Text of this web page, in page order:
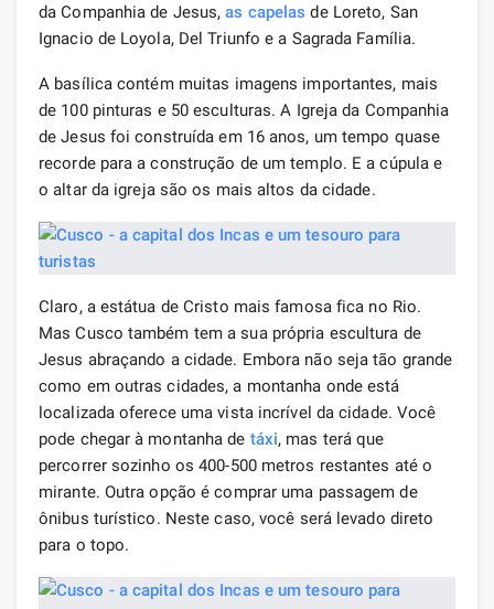
da Companhia de Jesus,as capelas de Loreto, San
Ignacio de Loyola, Del Triunfo e a Sagrada Família.
A basílica contém muitas imagens importantes, mais
de 100 pinturas e 50 esculturas. A Igreja da Companhia
de Jesus foi construída em 16 anos, um tempo quase
recorde para a construção de um templo. E a cúpula e
o altar da igreja são os mais altos da cidade.
Claro, a estátua de Cristo mais famosa fica no Rio.
Mas Cusco também tem a sua própria escultura de
Jesus abraçando a cidade. Embora não seja tão grande
como em outras cidades, a montanha onde está
localizada oferece uma vista incrível da cidade. Você
pode chegar à montanha de táxi, mas terá que
percorrer sozinho os 400-500 metros restantes até o
mirante. Outra opção é comprar uma passagem de
ônibus turístico. Neste caso, você será levado direto
para o topo.